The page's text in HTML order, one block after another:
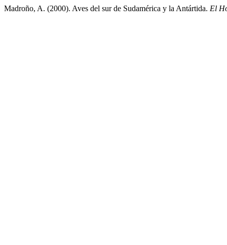
Madroño, A. (2000). Aves del sur de Sudamérica y la Antártida. El